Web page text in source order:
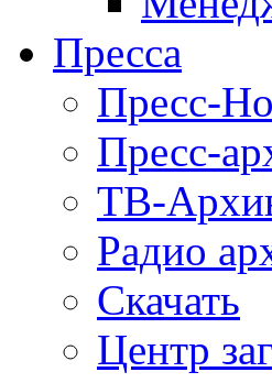
Пресса
Пресс-
Пресс-
ТВ-
Радио
Скачать
Центр